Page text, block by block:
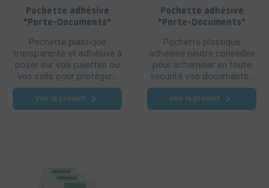
Pochette adhésive
"Porte-Documents"
Packing list
Pochette plastique
transparente et adhésive à
poser sur vos palettes ou
vos colis pour protéger...
Voir le produit
Pochette adhésive
"Porte-Documents"
Pochette plastique
adhésive neutre conseillée
pour acheminer en toute
sécurité vos documents...
Voir le produit